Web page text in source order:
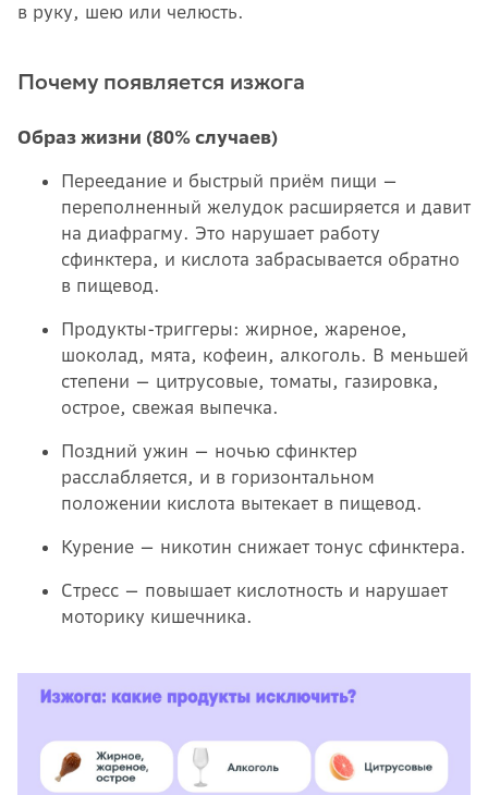
в руку, шею или челюсть.
Почему появляется изжога
Образ жизни (80% случаев)
Переедание и быстрый приём пищи —
переполненный желудок расширяется и давит
на диафрагму. Это нарушает работу
сфинктера, и кислота забрасывается обратно
в пищевод.
Продукты-триггеры: жирное, жареное,
шоколад, мята, кофеин, алкоголь. В меньшей
степени — цитрусовые, томаты, газировка,
острое, свежая выпечка.
Поздний ужин — ночью сфинктер
расслабляется, и в горизонтальном
положении кислота вытекает в пищевод.
Курение — никотин снижает тонус сфинктера.
Стресс — повышает кислотность и нарушает
моторику кишечника.